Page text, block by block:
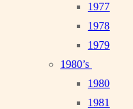
1977
1978
1979
1980’s
1980
1981